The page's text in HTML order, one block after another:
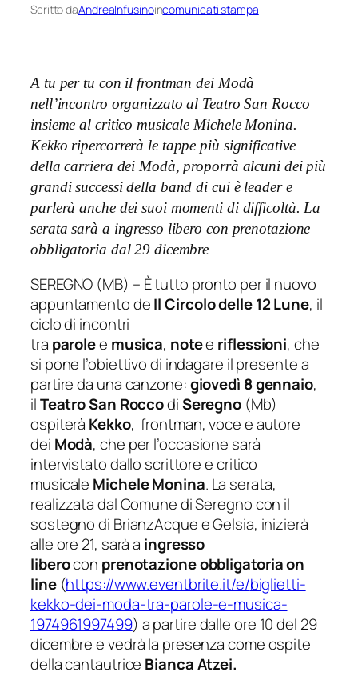
Scritto daAndreaInfusinoincomunicati stampa
A tu per tu con il frontman dei Modà
nell’incontro organizzato al Teatro San Rocco
insieme al critico musicale Michele Monina.
Kekko ripercorrerà le tappe più significative
della carriera dei Modà, proporrà alcuni dei più
grandi successi della band di cui è leader e
parlerà anche dei suoi momenti di difficoltà. La
serata sarà a ingresso libero con prenotazione
obbligatoria dal 29 dicembre
SEREGNO (MB) – È tutto pronto per il nuovo
appuntamento deIl Circolo delle 12 Lune, il
ciclo di incontri
tra parolee musica, notee riflessioni, che
si pone l’obiettivo di indagare il presente a
partire da una canzone:giovedì 8 gennaio,
ilTeatro San RoccodiSeregno (Mb)
ospiterà Kekko, frontman, voce e autore
dei Modà, che per l’occasione sarà
intervistato dallo scrittore e critico
musicale Michele Monina. La serata,
realizzata dal Comune di Seregno con il
sostegno di BrianzAcque e Gelsia, inizierà
alle ore 21, sarà a ingresso
liberocon prenotazione obbligatoria on
line (https://www.eventbrite.it/e/biglietti-
kekko-dei-moda-tra-parole-e-musica-
1974961997499) a partire dalle ore 10 del 29
dicembre e vedrà la presenza come ospite
della cantautrice Bianca Atzei.